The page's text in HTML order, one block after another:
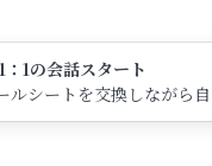
1の会話スタート
ルシートを交換しながら